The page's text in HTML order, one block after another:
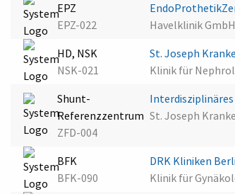
EPZ
EPZ-022
Havelklinik
HD, NSK
NSK-021
St. Joseph
Klinik für
Shunt-
Referenzzentrum
ZFD-004
St. Joseph
BFK
BFK-090
DRK Kliniken
Klinik für